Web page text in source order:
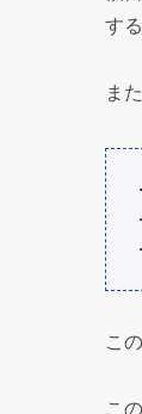
す
ま
こ
こ